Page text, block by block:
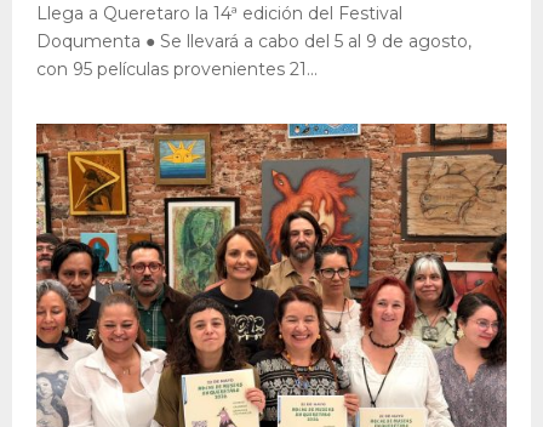
Llega a Queretaro la 14ª edición del Festival
Doqumenta ● Se llevará a cabo del 5 al 9 de agosto,
con 95 películas provenientes 21...